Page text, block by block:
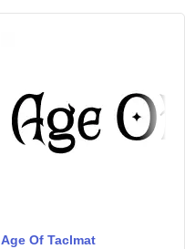
Age Of Taclmat